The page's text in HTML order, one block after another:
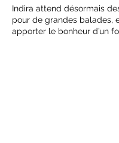
Indira attend désormais
pour de grandes balades,
apporter le bonheur d’un